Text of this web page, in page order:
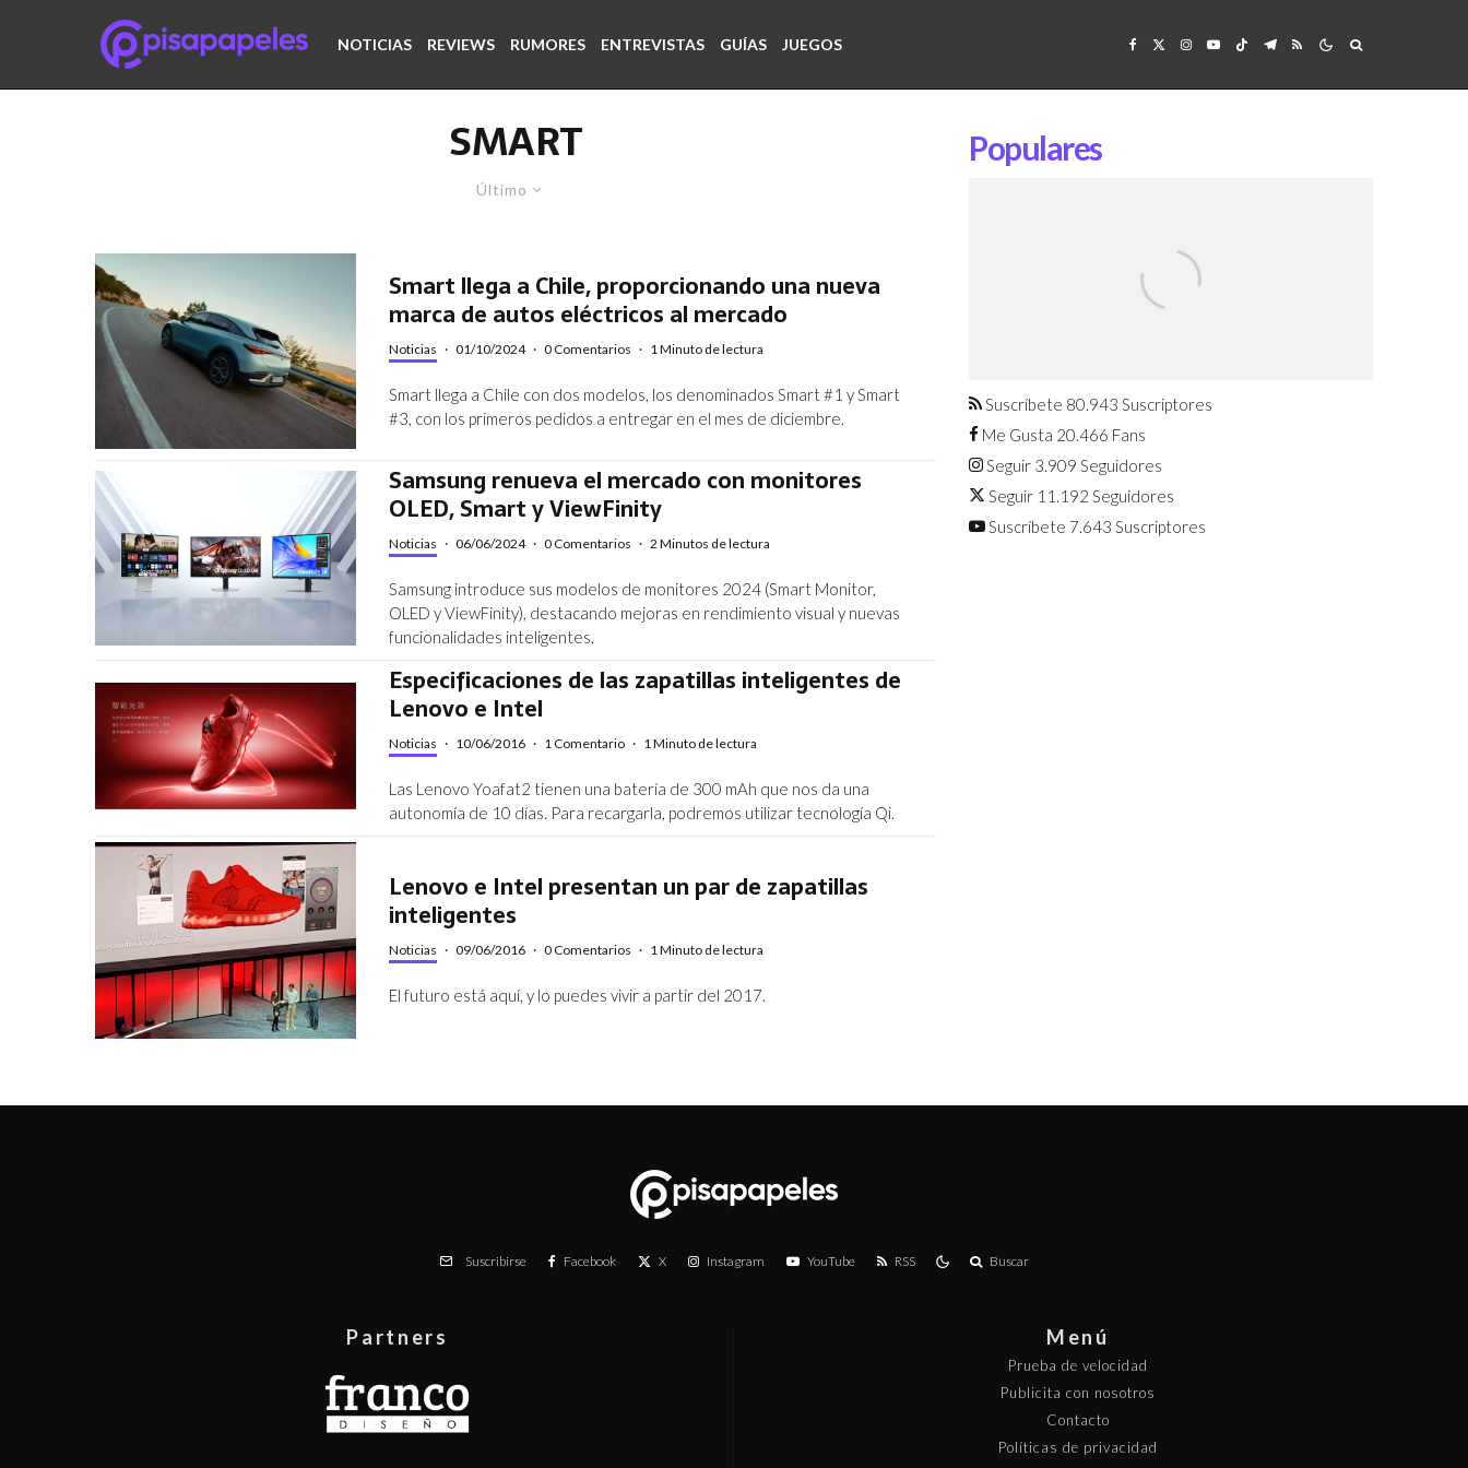
NOTICIAS REVIEWS RUMORES ENTREVISTAS GUÍAS JUEGOS
SMART
Último
Smart llega a Chile, proporcionando una nueva
marca de autos eléctricos al mercado
Noticias · 01/10/2024 · 0 Comentarios · 1 Minuto de lectura
Smart llega a Chile con dos modelos, los denominados Smart #1 y Smart
#3, con los primeros pedidos a entregar en el mes de diciembre.
Samsung renueva el mercado con monitores
OLED, Smart y ViewFinity
Noticias · 06/06/2024 · 0 Comentarios · 2 Minutos de lectura
Samsung introduce sus modelos de monitores 2024 (Smart Monitor,
OLED y ViewFinity), destacando mejoras en rendimiento visual y nuevas
funcionalidades inteligentes.
Especificaciones de las zapatillas inteligentes de
Lenovo e Intel
Noticias · 10/06/2016 · 1 Comentario · 1 Minuto de lectura
Las Lenovo Yoafat2 tienen una batería de 300 mAh que nos da una
autonomía de 10 días. Para recargarla, podremos utilizar tecnología Qi.
Lenovo e Intel presentan un par de zapatillas
inteligentes
Noticias · 09/06/2016 · 0 Comentarios · 1 Minuto de lectura
El futuro está aquí, y lo puedes vivir a partir del 2017.
Populares
agosto
Suscríbete 80.943 Suscriptores
Me Gusta 20.466 Fans
Seguir 3.909 Seguidores
Seguir 11.192 Seguidores
Suscríbete 7.643 Suscriptores
Suscribirse Facebook X Instagram YouTube RSS Buscar
Partners Menú
Prueba de velocidad
Publicita con nosotros
Contacto
Políticas de privacidad